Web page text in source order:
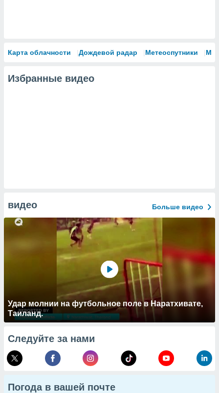
Карта облачности Дождевой радар Метеоспутники
Избранные видео
видео Больше видео
Удар молнии на футбольное поле в Наратхивате,
Таиланд.
Следуйте за нами
Погода в вашей почте